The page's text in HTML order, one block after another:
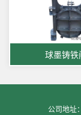
球墨铸铁
公司地址